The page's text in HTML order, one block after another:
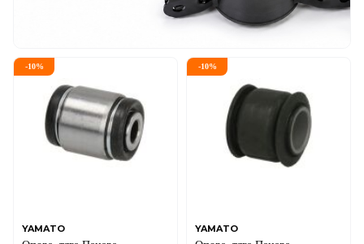
-10%
YAMATO
-10%
YAMATO